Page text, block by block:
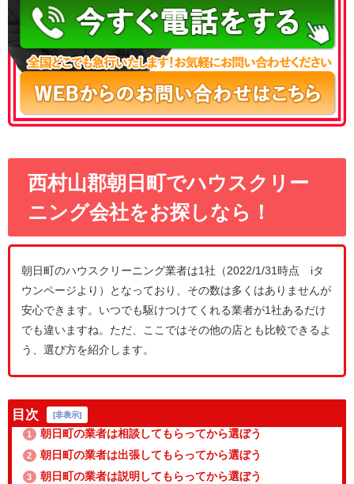
西村山郡朝日町でハウスクリー
ニング会社をお探しなら！
朝日町のハウスクリーニング業者は1社（2022/1/31時点 iタ
ウンページより）となっており、その数は多くはありませんが
安心できます。いつでも駆けつけてくれる業者が1社あるだけ
でも違いますね。ただ、ここではその他の店とも比較できるよ
う、選び方を紹介します。
目次 [非表示]
1 朝日町の業者は相談してもらってから選ぼう
2 朝日町の業者は出張してもらってから選ぼう
3 朝日町の業者は説明してもらってから選ぼう